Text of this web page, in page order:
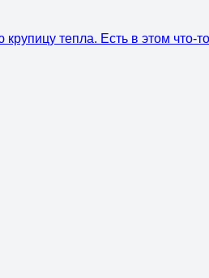
тепла. Есть в этом что-